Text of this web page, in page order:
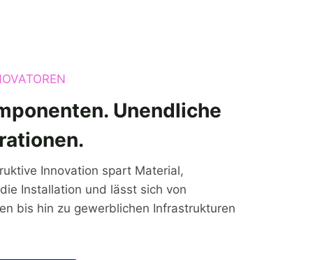
Unendliche
Innovation spart Material,
Installation und lässt sich von
bis hin zu gewerblichen Infrastrukturen